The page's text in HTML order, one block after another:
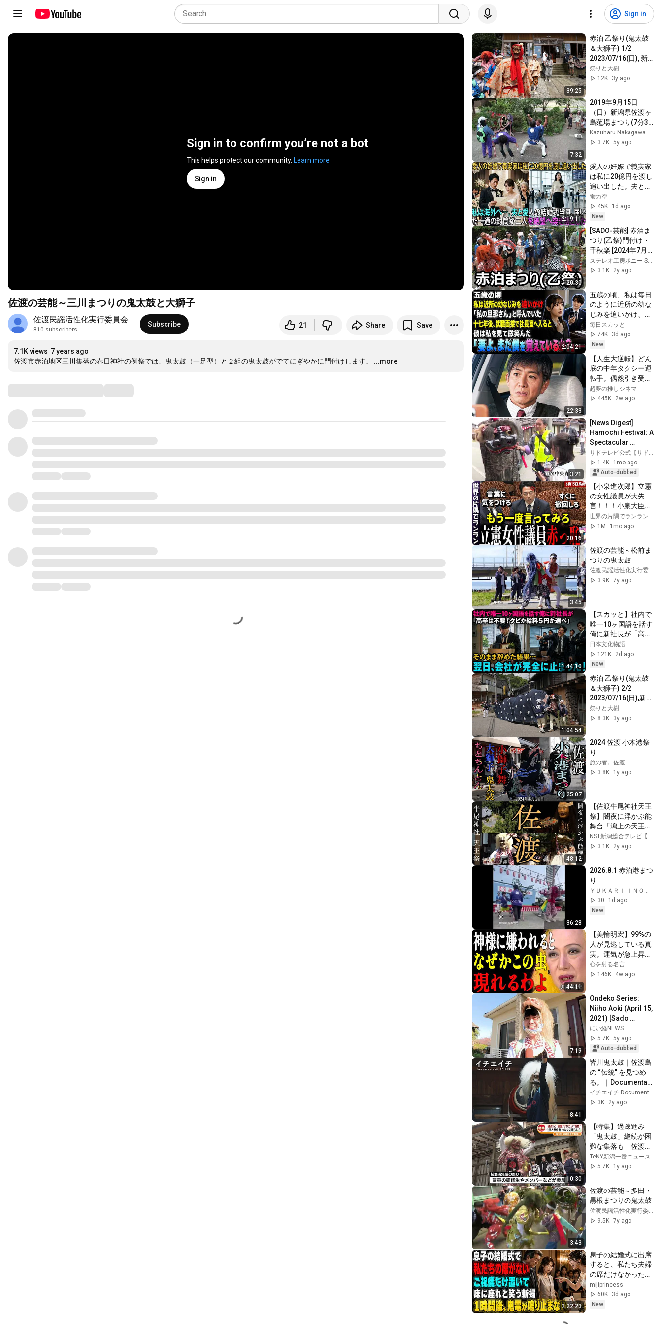
Sign in
Sign in to confirm you’re not a bot
This helps protect our community. Learn more
Sign in
佐渡の芸能～三川まつりの鬼太鼓と大獅子
佐渡民謡活性化実行委員会
810 subscribers
Subscribe 21 Share Save
7.1K views 7 years ago
佐渡市赤泊地区三川集落の春日神社の例祭では、鬼太鼓（一足型）と２組の鬼太鼓がでてにぎやかに門付けします。
...more
39:25
赤泊 乙祭り(鬼太鼓
＆大獅子) 1/2
2023/07/16(日), 新
潟県佐渡市
祭りと大樹
12K
3y ago
7:32
2019年9月15日
（日）新潟県佐渡ヶ
島莚場まつり(7分32
秒）
Kazuharu Nakagawa
3.7K 5y ago
2:19:11
愛人の妊娠で義実家
は私に20億円を渡し
追い出した。夫と愛
人の結婚式当日、届
いた一通の封筒がす
べてを終わらせた
――| 感動する話 | ス
カッとする話
蛍の空
45K
1d ago
New
20:30
[SADO-芸能] 赤泊ま
つり(乙祭)門付け・
千秋楽 [2024年7月
16日]｜前浜系鬼太
鼓 3.1K
2y ago
2:04:21
五歳の頃、私は毎日
のように近所の幼な
じみを追いかけ、
「私の旦那さん」と
呼んでいた。十七年
後、就職面接で社長
室へ入ると、彼は私
を見て微笑んだ。
「妻よ、まだ僕を覚
えているか？」――
毎日スカッと
74K
3d ago
New
22:33
【人生大逆転】どん
底の中年タクシー運
転手。偶然引き受け
た「謎の依頼」がま
さかの衝撃展開
超夢の推しシネマ
445K
2w ago
3:21
[News Digest]
Hamochi Festival: A
Spectacular
Showcase of
Traditional Arts and
Powerful Mikoshi
|...
1.4K
1mo ago
Auto-dubbed
20:16
【小泉進次郎】立憲
の女性議員が大失
言！！！小泉大臣ブ
チギレ！！！【参院
決算委員会 2026年6
世界の片隅でランラン
1M
1mo ago
3:45
佐渡の芸能～松前ま
つりの鬼太鼓
佐渡民謡活性化実行委員会
3.9K 7y ago
1:44:10
【スカッと】社内で
唯一10ヶ国語を話す
俺に新社長が「高卒
は不要！クビか給料
５円か選べ」と言っ
てきた。そのまま辞
めた結果
日本文化物語
121K
2d ago
New
1:04:54
赤泊 乙祭り(鬼太鼓
＆大獅子) 2/2
2023/07/16(日),新潟
県佐渡市
祭りと大樹
8.3K
3y ago
25:07
2024 佐渡 小木港祭
り
旅の者。佐渡
3.8K
1y ago
48:12
【佐渡牛尾神社天王
祭】闇夜に浮かぶ能
舞台「潟上の天王さ
ん」で織りなす幽玄
の世界 Ethereal
Sado Ushio Shrine
Tenno Festival
NST新潟総合テレビ【公式】
3.1K
2y ago
36:28
2026.8.1 赤泊港まつ
り
ＹＵＫＡＲＩ ＩＮＯＵＥ
30
1d ago
New
44:11
【美輪明宏】99%の
人が見逃している真
実。運気が急上昇す
る「神の使い」と、
破滅を呼ぶ「警告
｜
心を射る名言
146K
4w ago
7:19
Ondeko Series:
Niiho Aoki (April 15,
2021) [Sado
Television Co., Ltd.]
にい経NEWS
5.7K 5y ago
Auto-dubbed
8:41
皆川鬼太鼓｜佐渡島
の “伝統” を見つめ
る。｜Documentary
Of HOW
3K
2y ago
10:30
【特集】過疎進み
「鬼太鼓」継続が困
難な集落も　佐渡の
住民と鼓童が守りた
い“音色”《新潟》
TeNY新潟一番ニュース
5.7K
1y ago
3:43
佐渡の芸能～多田・
黒根まつりの鬼太鼓
9.5K 7y ago
2:22:23
息子の結婚式に出席
すると、私たち夫婦
の席だけなかった。
新婦は笑って「ご祝
儀だけ置いたら床に
でも座ってください
mijiprincess
60K
3d ago
New